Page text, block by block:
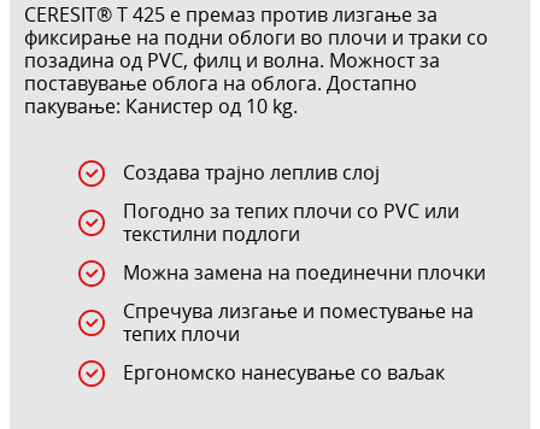
CERESIT® T 425 е премаз против лизгање за
фиксирање на подни облоги во плочи и траки со
позадина од PVC, филц и волна. Можност за
поставување облога на облога. Достапно
пакување: Канистер од 10 kg.
Создава трајно леплив слој
Погодно за тепих плочи со PVC или
текстилни подлоги
Можна замена на поединечни плочки
Спречува лизгање и поместување на
тепих плочи
Ергономско нанесување со ваљак